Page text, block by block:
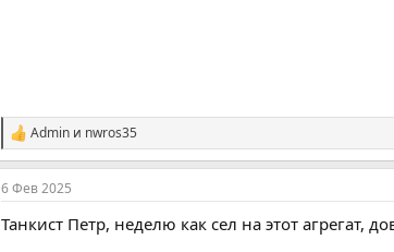
С
и
м
п
т
Admin и nwros35
6 Фев 2025
Танкист Петр, неделю как сел на этот агрегат,